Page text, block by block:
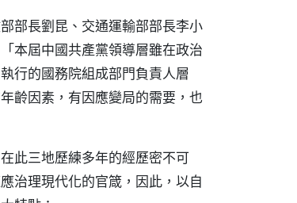
部長劉昆、交通運輸部部長李小
本屆中國共產黨領導層雖在政治
行的國務院組成部門負責人層
齡因素，有因應變局的需要，也
此三地歷練多年的經歷密不可
治理現代化的官箴，因此，以自